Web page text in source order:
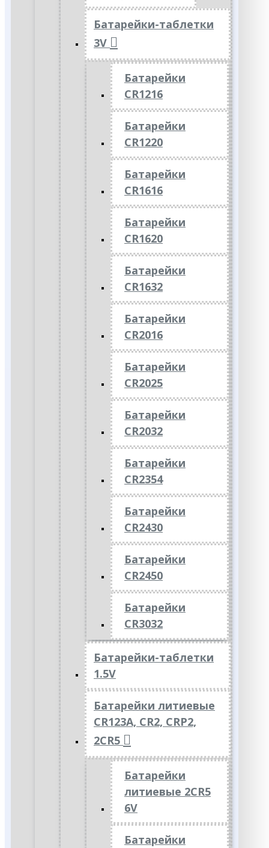
Батарейки-таблетки
3V
Батарейки
CR1216
Батарейки
CR1220
Батарейки
CR1616
Батарейки
CR1620
Батарейки
CR1632
Батарейки
CR2016
Батарейки
CR2025
Батарейки
CR2032
Батарейки
CR2354
Батарейки
CR2430
Батарейки
CR2450
Батарейки
CR3032
Батарейки-таблетки
1.5V
Батарейки литиевые
CR123A, CR2, CRP2,
2CR5
Батарейки
литиевые 2CR5
6V
Батарейки